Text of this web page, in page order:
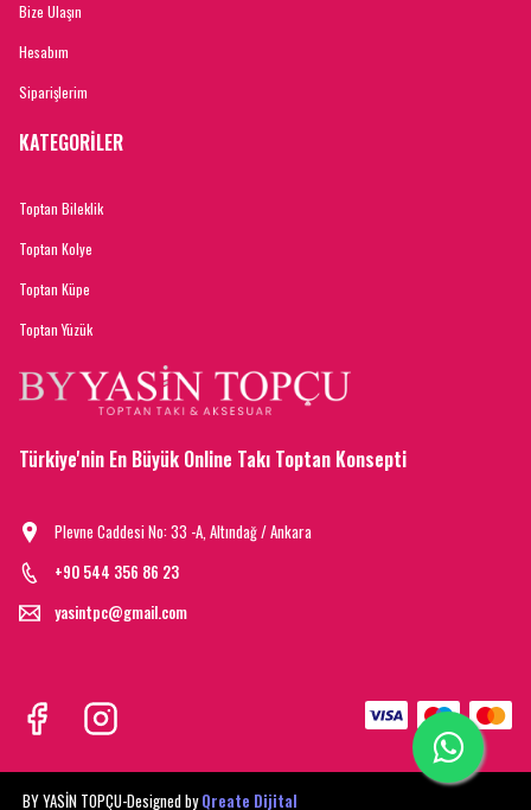
Bize Ulaşın
Hesabım
Siparişlerim
KATEGORİLER
Toptan Bileklik
Toptan Kolye
Toptan Küpe
Toptan Yüzük
Türkiye'nin En Büyük Online Takı Toptan Konsepti
Plevne Caddesi No: 33 -A, Altındağ / Ankara
+90 544 356 86 23
yasintpc@gmail.com
BY YASİN TOPÇU-Designed byQreate Dijital